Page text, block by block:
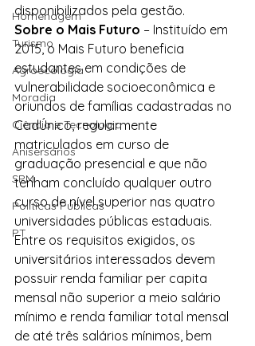
Homenagem
Turismo
Agroecologia
Moradia
Ciência e Tecnologia
Anisersários
SPM
Políticas Públicas
PT
disponibilizados pela gestão.
Sobre o Mais Futuro – Instituído em
2015, o Mais Futuro beneficia
estudantes em condições de
vulnerabilidade socioeconômica e
oriundos de famílias cadastradas no
CadÚnico, regularmente
matriculados em curso de
graduação presencial e que não
tenham concluído qualquer outro
curso de nível superior nas quatro
universidades públicas estaduais.
Entre os requisitos exigidos, os
universitários interessados devem
possuir renda familiar per capita
mensal não superior a meio salário
mínimo e renda familiar total mensal
de até três salários mínimos, bem